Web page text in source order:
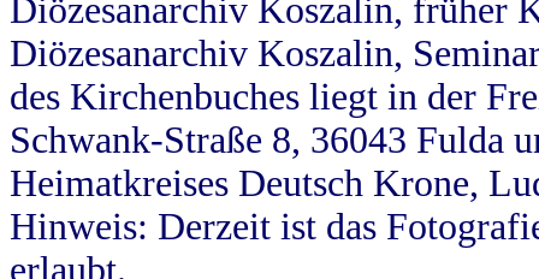
Diözesanarchiv Koszalin, früher
Diözesanarchiv Koszalin,
des Kirchenbuches liegt in der
Schwank-Straße 8, 36043 Fulda
Heimatkreises Deutsch Krone,
Hinweis: Derzeit ist das
erlaubt.